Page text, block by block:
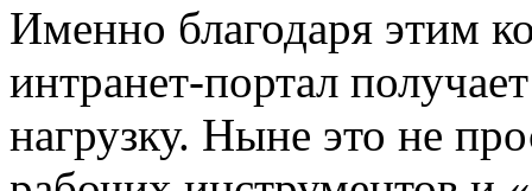
Именно благодаря этим
интранет-портал
нагрузку. Ныне это не